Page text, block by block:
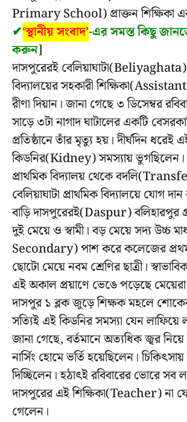
Primary School) প্রাক্তন শিক্ষিকা
✔‘স্থানীয় সংবাদ’-এর সমস্ত কিছু
করুন]
দাসপুরেরই বেলিয়াঘাটা(Beliyaghata)
বিদ্যালয়ের সহকারী
রীণা দিয়ান। জানা গেছে ৩ ডিসেম্বর
সাড়ে ৩টা নাগাদ ঘাটালের একটি
প্রতিষ্ঠানে তাঁর মৃত্যু হয়। দীর্ঘদিন ধরেই
কিডনির(Kidney) সমস্যায় ভুগছিলেন।
প্রাথমিক বিদ্যালয় থেকে
বেলিয়াঘাটা প্রাথমিক বিদ্যালয়ে যোগ
বাড়ি দাসপুরেরই(Daspur) বলিহারপুর
দুই মেয়ে ও স্বামী। বড় মেয়ে সদ্য উচ্চ
Secondary) পাশ করে কলেজের
ছোটো মেয়ে নবম শ্রেণির ছাত্রী।
এই অকাল প্রয়াণে ভেঙে পড়েছে
দাসপুর ১ ব্লক জুড়ে শিক্ষক মহলে শোকের
সত্যিই এই কিডনির সমস্যা যেন লাফিয়ে
জানা গেছে, বর্তমানে অত্যধিক জ্বর
নার্সিং হোমে ভর্তি হয়েছিলেন।
দিচ্ছিলেন। হঠাৎই রবিবারের ভোরে
দাসপুরের এই শিক্ষিকা(Teacher) না
গেলেন।